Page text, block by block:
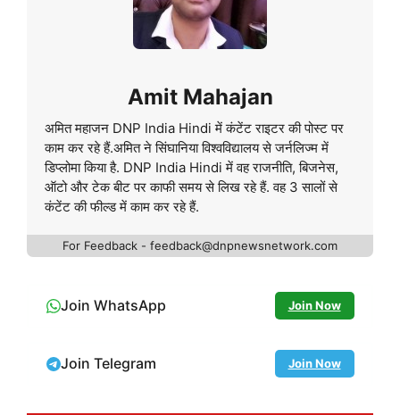
Amit Mahajan
अमित महाजन DNP India Hindi में कंटेंट राइटर की पोस्ट पर
काम कर रहे हैं.अमित ने सिंघानिया विश्वविद्यालय से जर्नलिज्म में
डिप्लोमा किया है. DNP India Hindi में वह राजनीति, बिजनेस,
ऑटो और टेक बीट पर काफी समय से लिख रहे हैं. वह 3 सालों से
कंटेंट की फील्ड में काम कर रहे हैं.
For Feedback - feedback@dnpnewsnetwork.com
Join WhatsApp Join Now
Join Telegram Join Now